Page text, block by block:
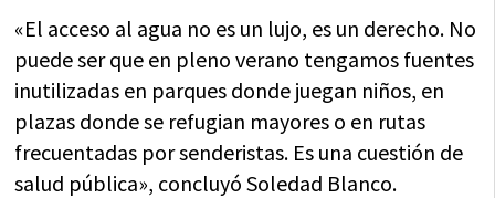
«El acceso al agua no es un lujo, es un derecho. No
puede ser que en pleno verano tengamos fuentes
inutilizadas en parques donde juegan niños, en
plazas donde se refugian mayores o en rutas
frecuentadas por senderistas. Es una cuestión de
salud pública», concluyó Soledad Blanco.